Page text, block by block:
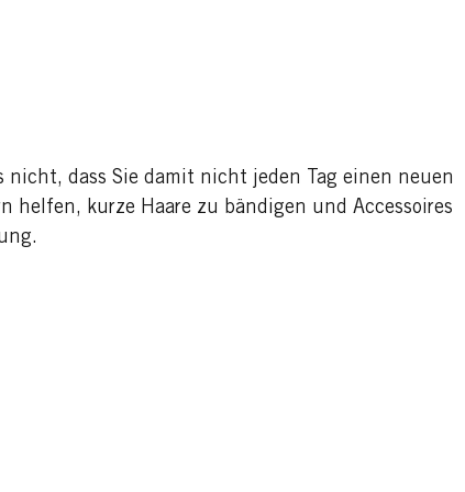
nicht, dass Sie damit nicht jeden Tag einen neuen
helfen, kurze Haare zu bändigen und Accessoires